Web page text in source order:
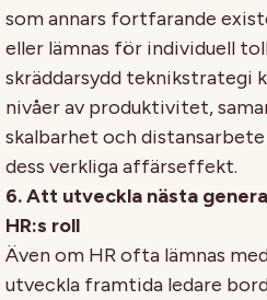
som annars fortfarande
eller lämnas för individuell
skräddarsydd teknikstrategi
nivåer av produktivitet,
skalbarhet och
dess verkliga affärseffekt.
6. Att utveckla nästa
HR:s roll
Även om HR ofta lämnas
utveckla framtida ledare